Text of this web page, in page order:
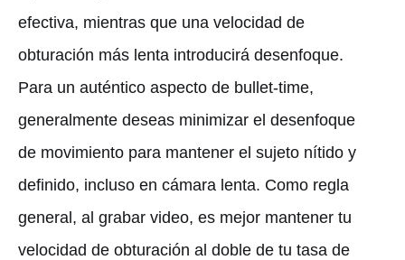
efectiva, mientras que una velocidad de
obturación más lenta introducirá desenfoque.
Para un auténtico aspecto de bullet-time,
generalmente deseas minimizar el desenfoque
de movimiento para mantener el sujeto nítido y
definido, incluso en cámara lenta. Como regla
general, al grabar video, es mejor mantener tu
velocidad de obturación al doble de tu tasa de